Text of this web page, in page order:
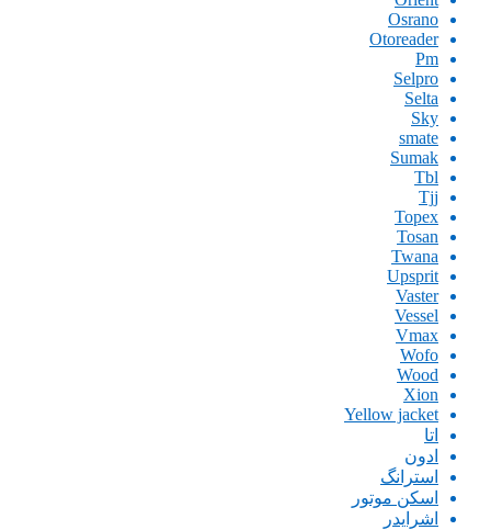
Osrano
Otoreader
Pm
Selpro
Selta
Sky
smate
Sumak
Tbl
Tjj
Topex
Tosan
Twana
Upsprit
Vaster
Vessel
Vmax
Wofo
Wood
Xion
Yellow jacket
اتا
ادون
استرانگ
اسکن موتور
اشرایدر